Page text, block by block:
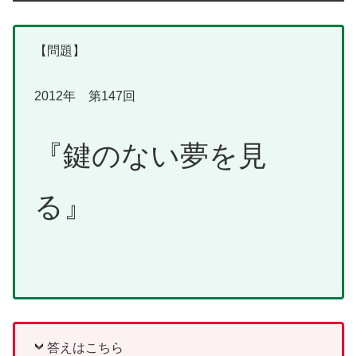
【問題】
2012年 第147回
『鍵のない夢を見
る』
答えはこちら